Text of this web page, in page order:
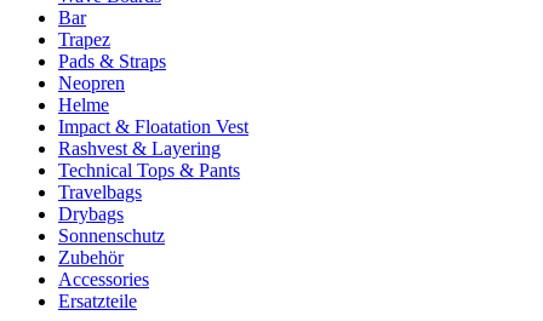
Bar
Trapez
Pads & Straps
Neopren
Helme
Impact & Floatation Vest
Rashvest & Layering
Technical Tops & Pants
Travelbags
Drybags
Sonnenschutz
Zubehör
Accessories
Ersatzteile